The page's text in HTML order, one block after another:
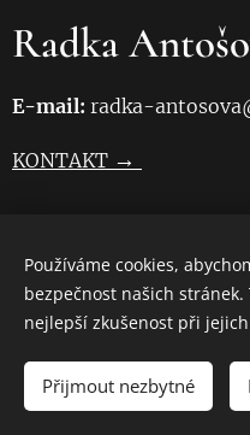
Radka
E-mail: radka-
KONTAKT →
GDPR-OCHRANA
CHODNÍ PODMÍNKY
Používáme cookies,
bezpečnost našich
nejlepší zkušenost při
Přijmout nezbytné